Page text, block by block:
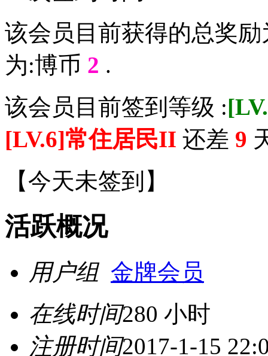
该会员目前获得的总奖
为:博币 2 .
该会员目前签到等级 :
[LV.6]常住居民II 还差 9
【今天未签到 】
活跃概况
用户组 金牌会员
在线时间280 小时
注册时间2017-1-15